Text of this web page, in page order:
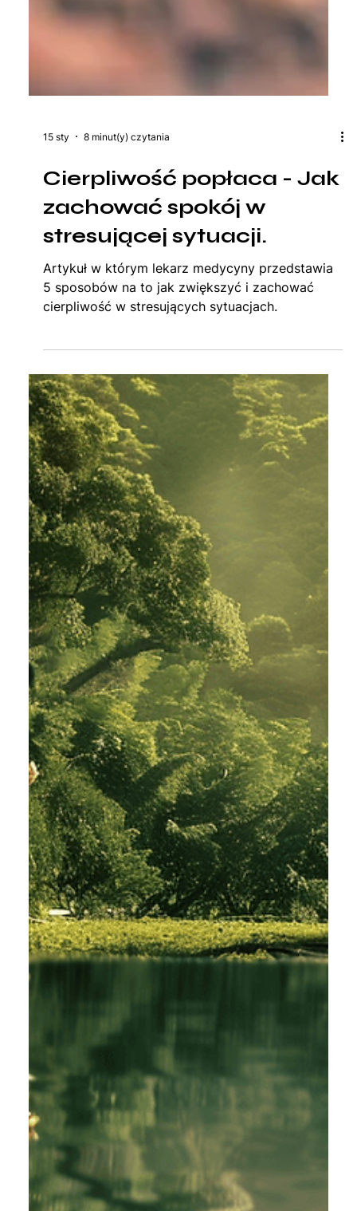
15 sty 8 minut(y) czytania
Cierpliwość popłaca - Jak
zachować spokój w
stresującej sytuacji.
Artykuł w którym lekarz medycyny przedstawia